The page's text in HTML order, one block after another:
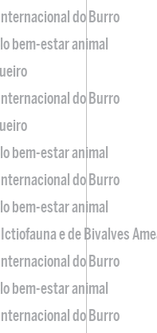
Internacional do Burro
bem-estar animal
Internacional do Burro
bem-estar animal
Internacional do Burro
bem-estar animal
e de Bivalves
Internacional do Burro
bem-estar animal
Internacional do Burro